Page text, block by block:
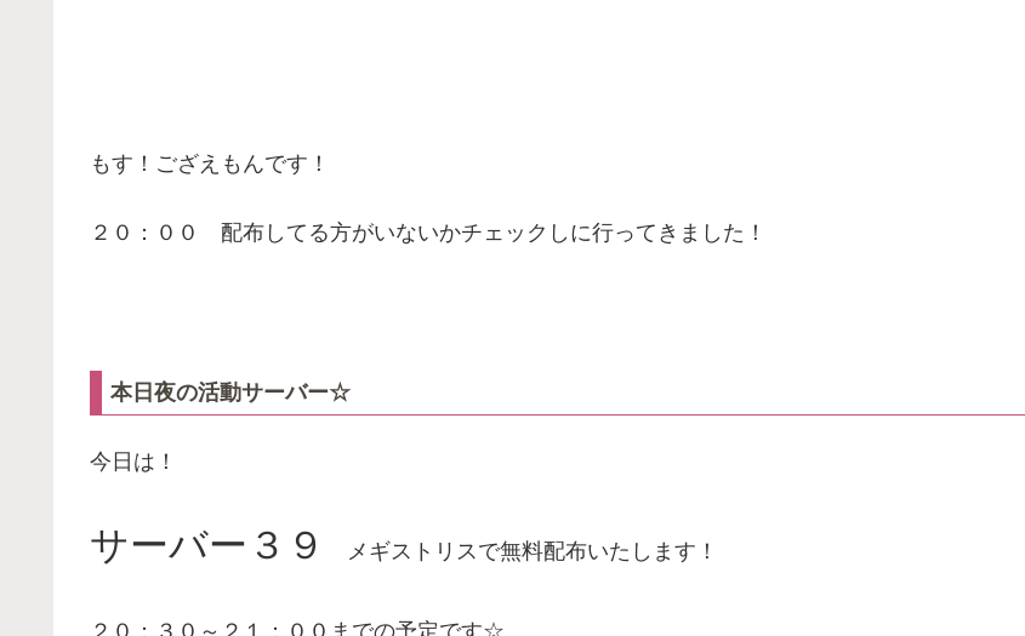
もす！ござえもんです！
２０：００ 配布してる方がいないかチェックしに行ってきました！
本日夜の活動サーバー☆
今日は！
サーバー３９ メギストリスで無料配布いたします！
２０：３０～２１：００までの予定です☆